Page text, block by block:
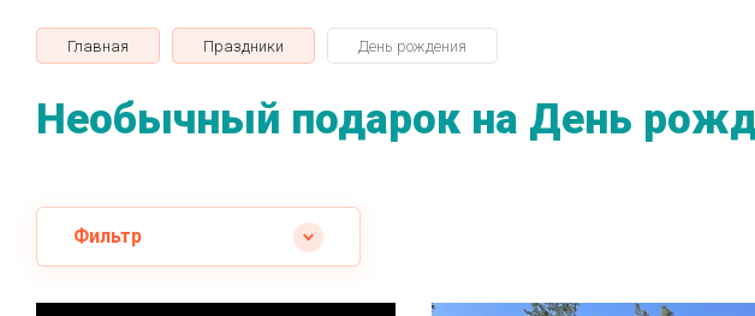
Главная Праздники День рождения
Необычный подарок на День
Фильтр